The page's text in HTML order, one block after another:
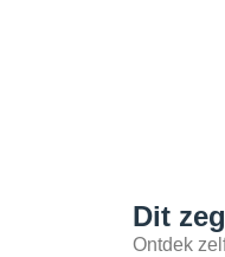
Dit
Ontdek